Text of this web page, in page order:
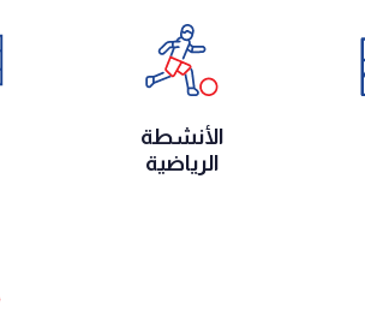
الأنشطة
الرياضية